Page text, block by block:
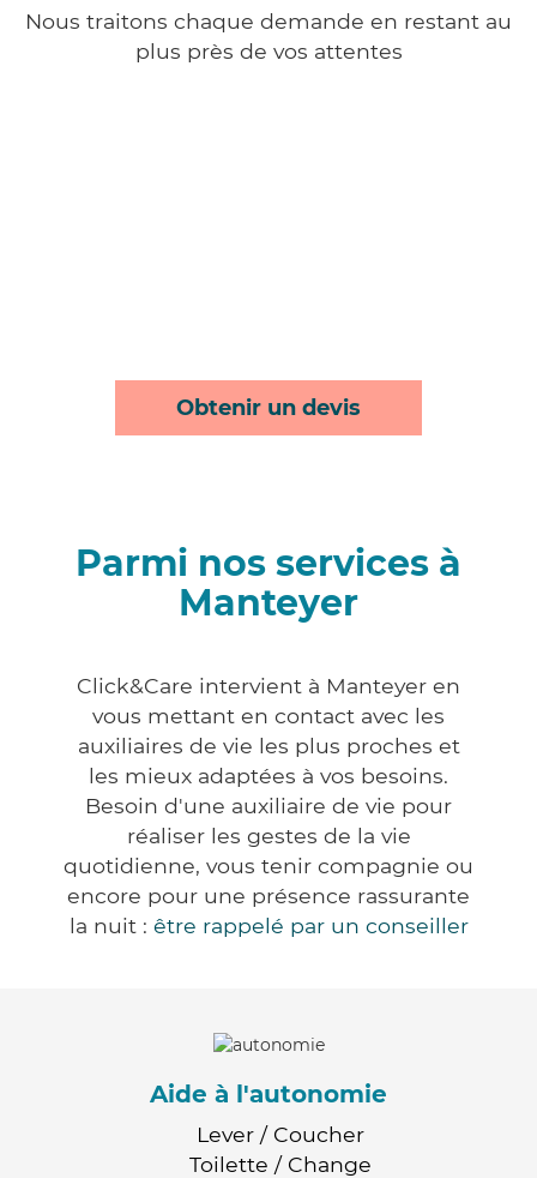
Nous traitons chaque demande en restant au
plus près de vos attentes
Obtenir un devis
Parmi nos services à
Manteyer
Click&Care intervient à Manteyer en
vous mettant en contact avec les
auxiliaires de vie les plus proches et
les mieux adaptées à vos besoins.
Besoin d'une auxiliaire de vie pour
réaliser les gestes de la vie
quotidienne, vous tenir compagnie ou
encore pour une présence rassurante
la nuit : être rappelé par un conseiller
Aide à l'autonomie
Lever / Coucher
Toilette / Change